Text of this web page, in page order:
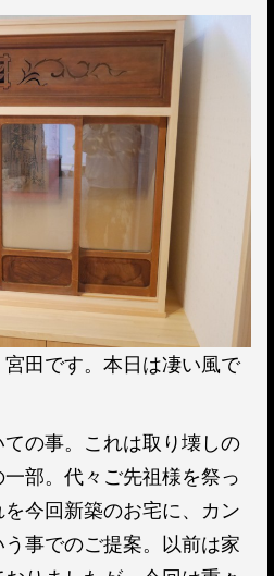
田です。本日は凄い風で
の事。これは取り壊しの
部。代々ご先祖様を祭っ
今回新築のお宅に、カン
事でのご提案。以前は家